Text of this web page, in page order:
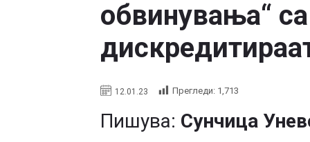
обвинувања“
12.01.23 Прегледи: 1,713
Пишува: Сунчица